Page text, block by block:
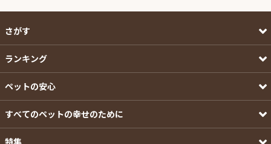
さがす
ランキング
ペットの安心
すべてのペットの幸せのために